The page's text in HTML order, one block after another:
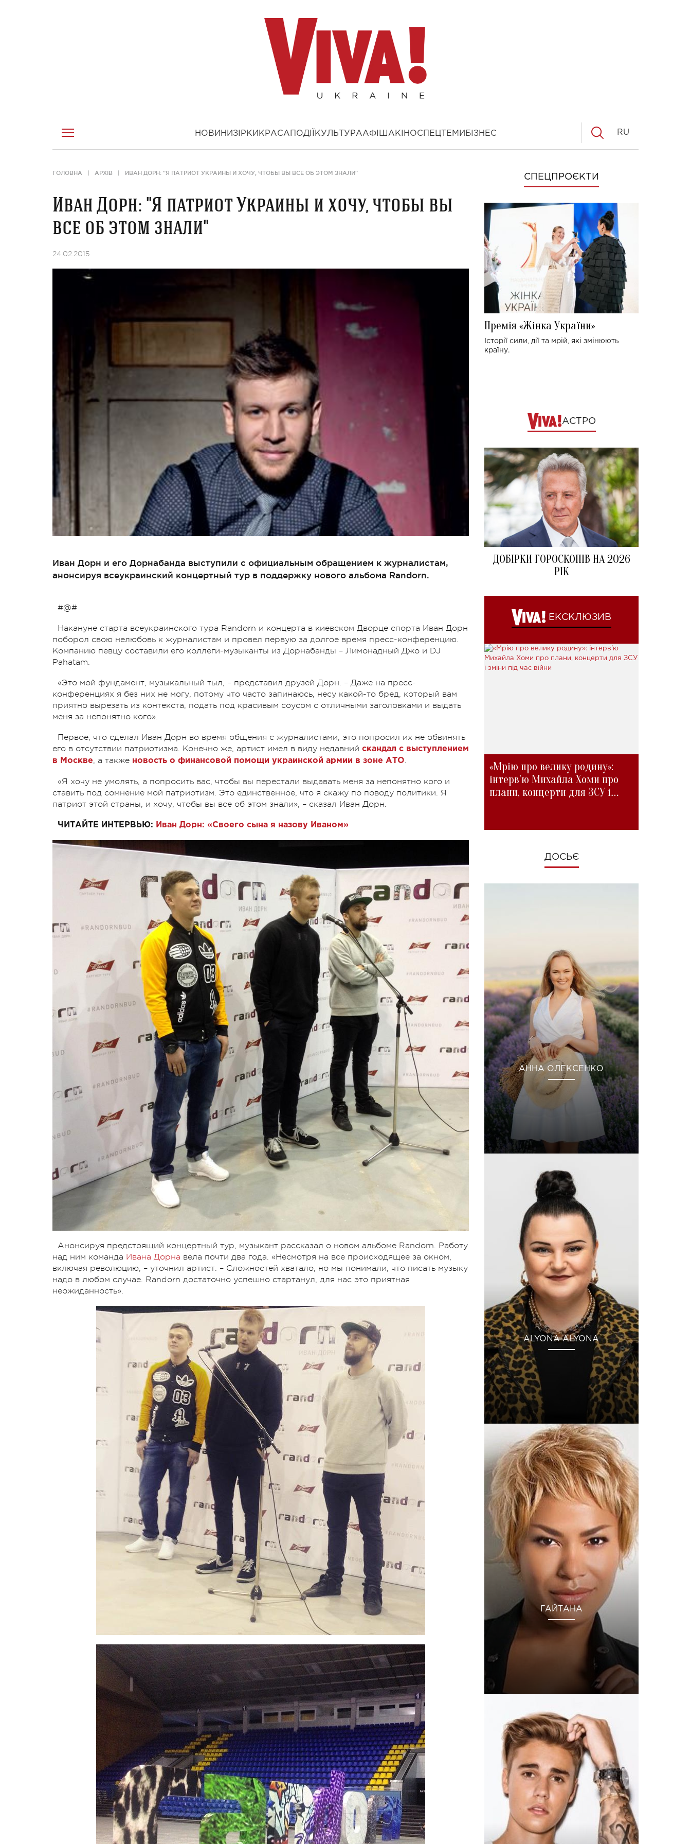
НОВИНИ ЗІРКИ КРАСА ПОДІЇ КУЛЬТУРААФІША КІНОСПЕЦТЕМИ БІЗНЕС RU
ГОЛОВНА АРХІВ ИВАН ДОРН: "Я ПАТРИОТ УКРАИНЫ И ХОЧУ, ЧТОБЫ ВЫ ВСЕ ОБ ЭТОМ ЗНАЛИ"
Иван Дорн: "Я патриот Украины и хочу, чтобы вы
все об этом знали"
24.02.2015
Иван Дорн и его Дорнабанда выступили с официальным обращением к журналистам,
анонсируя всеукраинский концертный тур в поддержку нового альбома Randorn.
#@#
Накануне старта всеукраинского тура Randorn и концерта в киевском Дворце спорта Иван Дорн
поборол свою нелюбовь к журналистам и провел первую за долгое время пресс-конференцию.
Компанию певцу составили его коллеги-музыканты из Дорнабанды – Лимонадный Джо и DJ
Pahatam.
«Это мой фундамент, музыкальный тыл, – представил друзей Дорн. – Даже на пресс-
конференциях я без них не могу, потому что часто запинаюсь, несу какой-то бред, который вам
приятно вырезать из контекста, подать под красивым соусом с отличными заголовками и выдать
меня за непонятно кого».
Первое, что сделал Иван Дорн во время общения с журналистами, это попросил их не обвинять
его в отсутствии патриотизма. Конечно же, артист имел в виду недавний скандал с выступлением
в Москве, а также новость о финансовой помощи украинской армии в зоне АТО.
«Я хочу не умолять, а попросить вас, чтобы вы перестали выдавать меня за непонятно кого и
ставить под сомнение мой патриотизм. Это единственное, что я скажу по поводу политики. Я
патриот этой страны, и хочу, чтобы вы все об этом знали», – сказал Иван Дорн.
ЧИТАЙТЕ ИНТЕРВЬЮ: Иван Дорн: «Своего сына я назову Иваном»
Анонсируя предстоящий концертный тур, музыкант рассказал о новом альбоме Randorn. Работу
над ним команда Ивана Дорна вела почти два года. «Несмотря на все происходящее за окном,
включая революцию, – уточнил артист. – Сложностей хватало, но мы понимали, что писать музыку
надо в любом случае. Randorn достаточно успешно стартанул, для нас это приятная
неожиданность».
СПЕЦПРОЄКТИ
Премія «Жінка України»
Історії сили, дії та мрій, які змінюють
країну.
АСТРО
ДОБІРКИ ГОРОСКОПІВ НА 2026
РІК
ЕКСКЛЮЗИВ
«Мрію про велику родину»:
інтерв'ю Михайла Хоми про
плани, концерти для ЗСУ і
ДОСЬЄ
АННА ОЛЕКСЕНКО
ALYONA ALYONA
ГАЙТАНА